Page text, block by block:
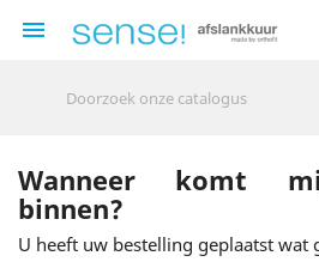

Wanneer komt
binnen?
U heeft uw bestelling geplaatst wat